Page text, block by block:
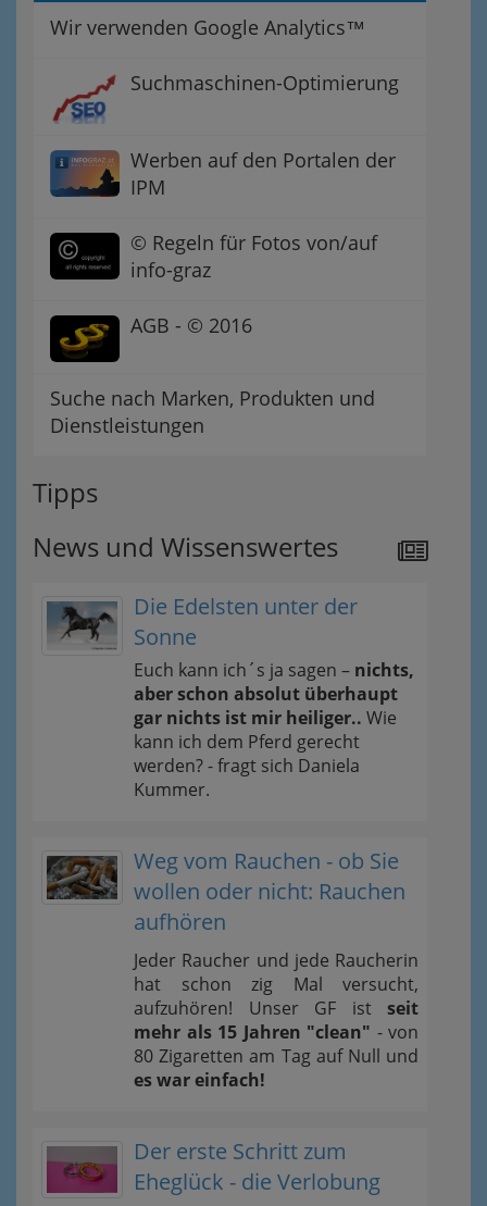
Wir verwenden Google Analytics™
Suchmaschinen-Optimierung
Werben auf den Portalen der
IPM
© Regeln für Fotos von/auf
info-graz
AGB - © 2016
Suche nach Marken, Produkten und
Dienstleistungen
Tipps
News und Wissenswertes
Die Edelsten unter der
Sonne
Euch kann ich´s ja sagen – nichts,
aber schon absolut überhaupt
gar nichts ist mir heiliger.. Wie
kann ich dem Pferd gerecht
werden? - fragt sich Daniela
Kummer.
Weg vom Rauchen - ob Sie
wollen oder nicht: Rauchen
aufhören
Jeder Raucher und jede Raucherin
hat schon zig Mal versucht,
aufzuhören! Unser GF ist seit
mehr als 15 Jahren "clean" - von
80 Zigaretten am Tag auf Null und
es war einfach!
Der erste Schritt zum
Eheglück - die Verlobung